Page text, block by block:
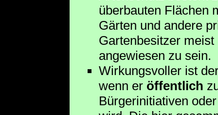
überbauten Flächen
Gärten und andere
Gartenbesitzer
angewiesen zu sein.
Wirkungsvoller ist
wenn er öffentlich
Bürgerinitiativen